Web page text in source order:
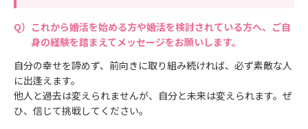
これから婚活を始める方や婚活を検討されている方へ、ご自
身の経験を踏まえてメッセージをお願いします。
自分の幸せを諦めず、前向きに取り組み続ければ、必ず素敵な人
に出逢えます。
他人と過去は変えられませんが、自分と未来は変えられます。ぜ
ひ、信じて挑戦してください。